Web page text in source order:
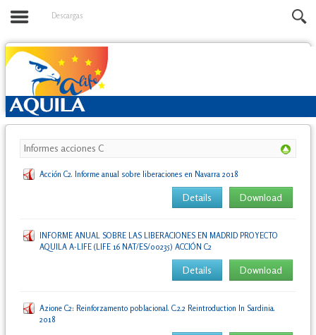
Descargas
Informes acciones C
Acción C2. Informe anual sobre liberaciones en Navarra 2018
Download
Details
INFORME ANUAL SOBRE LAS LIBERACIONES EN MADRID PROYECTO
AQUILA A-LIFE (LIFE 16 NAT/ES/00235) ACCIÓN C2
Download
Details
Azione C2: Reinforzamento poblacional. C.2.2 Reintroduction In Sardinia.
2018